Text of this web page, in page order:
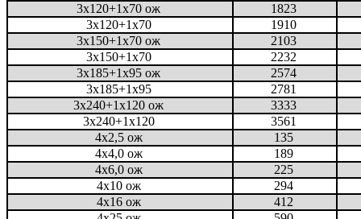
3х120+1х70 ож
1823
3х120+1х70
1910
3х150+1х70 ож
2103
3х150+1х70
2232
3х185+1х95 ож
2574
3х185+1х95
2781
3х240+1х120 ож
3333
3х240+1х120
3561
4x2,5 ож
135
4x4,0 ож
189
4x6,0 ож
225
4x10 ож
294
4x16 ож
412